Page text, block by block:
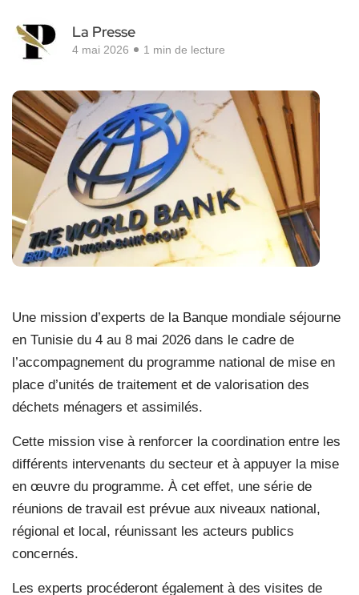
La Presse
4 mai 2026 1 min de lecture
Une mission d’experts de la Banque mondiale séjourne
en Tunisie du 4 au 8 mai 2026 dans le cadre de
l’accompagnement du programme national de mise en
place d’unités de traitement et de valorisation des
déchets ménagers et assimilés.
Cette mission vise à renforcer la coordination entre les
différents intervenants du secteur et à appuyer la mise
en œuvre du programme. À cet effet, une série de
réunions de travail est prévue aux niveaux national,
régional et local, réunissant les acteurs publics
concernés.
Les experts procéderont également à des visites de